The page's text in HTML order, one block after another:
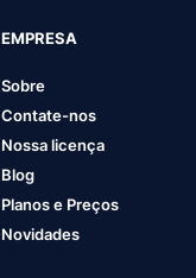
EMPRESA
Sobre
Contate-nos
Nossa licença
Blog
Planos e Preços
Novidades